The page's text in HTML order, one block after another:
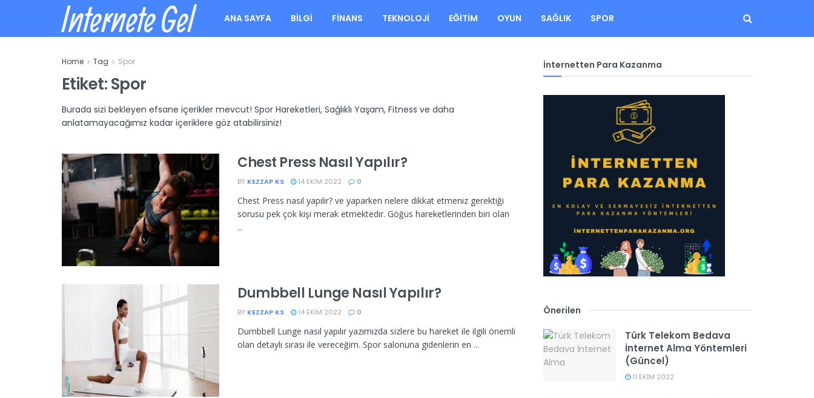
Internete Gel ANA SAYFA BILGI FINANS TEKNOLOJI EĞITIM OYUN SAĞLIK SPOR
Home Tag Spor
Etiket:Spor
Burada sizi bekleyen efsane içerikler mevcut! Spor Hareketleri, Sağlıklı Yaşam, Fitness ve daha
anlatamayacağımız kadar içeriklere göz atabilirsiniz!
Chest Press Nasıl Yapılır?
BY KEZZAP KS 14 EKIM 2022 0
Chest Press nasıl yapılır? ve yaparken nelere dikkat etmeniz gerektiği
sorusu pek çok kişi merak etmektedir. Göğüs hareketlerinden biri olan
...
Dumbbell Lunge Nasıl Yapılır?
BY KEZZAP KS 14 EKIM 2022 0
Dumbbell Lunge nasıl yapılır yazımızda sizlere bu hareket ile ilgili önemli
olan detaylı sırası ile vereceğim. Spor salonuna gidenlerin en ...
İnternetten Para Kazanma
Önerilen
Türk Telekom Bedava
İnternet Alma Yöntemleri
(Güncel)
11 EKIM 2022